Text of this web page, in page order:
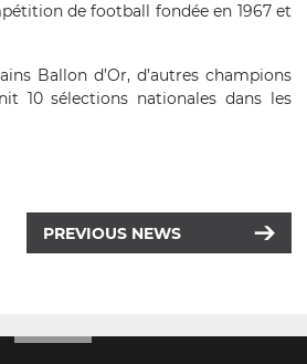
de football fondée en 1967 et
Ballon d’Or, d’autres champions
10 sélections nationales dans les
PREVIOUS NEWS